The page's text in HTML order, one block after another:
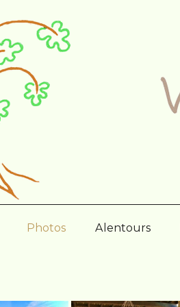
Photos Alentours